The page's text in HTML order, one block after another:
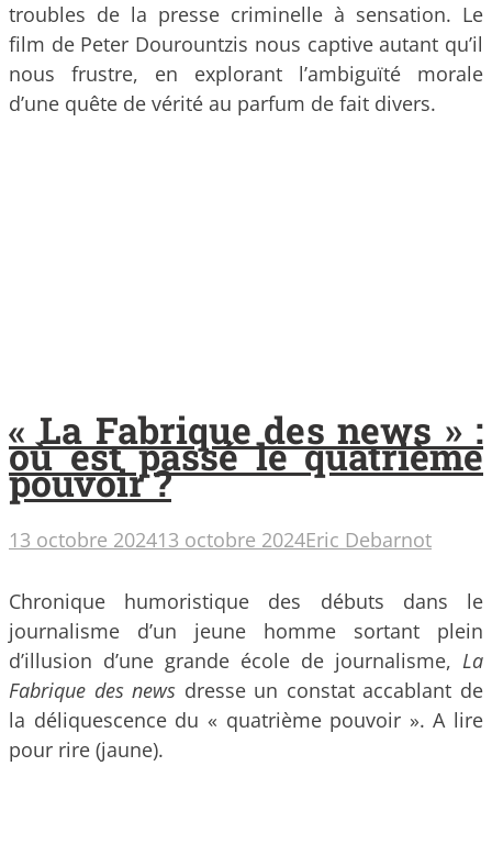
troubles de la presse criminelle à sensation. Le
film de Peter Dourountzis nous captive autant qu’il
nous frustre, en explorant l’ambiguïté morale
d’une quête de vérité au parfum de fait divers.
« La Fabrique des news » :
où est passé le quatrième
pouvoir ?
13 octobre 202413 octobre 2024Eric Debarnot
Chronique humoristique des débuts dans le
journalisme d’un jeune homme sortant plein
d’illusion d’une grande école de journalisme, La
Fabrique des news dresse un constat accablant de
la déliquescence du « quatrième pouvoir ». A lire
pour rire (jaune).